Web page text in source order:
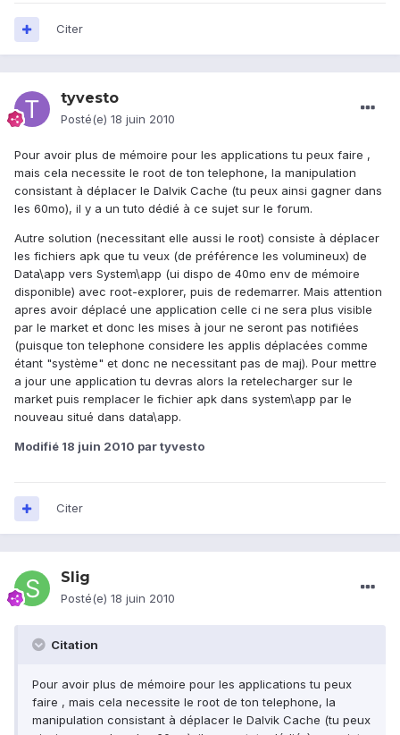
Citer
tyvesto
Posté(e) 18 juin 2010
Pour avoir plus de mémoire pour les applications tu peux faire ,
mais cela necessite le root de ton telephone, la manipulation
consistant à déplacer le Dalvik Cache (tu peux ainsi gagner dans
les 60mo), il y a un tuto dédié à ce sujet sur le forum.
Autre solution (necessitant elle aussi le root) consiste à déplacer
les fichiers apk que tu veux (de préférence les volumineux) de
Data\app vers System\app (ui dispo de 40mo env de mémoire
disponible) avec root-explorer, puis de redemarrer. Mais attention
apres avoir déplacé une application celle ci ne sera plus visible
par le market et donc les mises à jour ne seront pas notifiées
(puisque ton telephone considere les applis déplacées comme
étant "système" et donc ne necessitant pas de maj). Pour mettre
a jour une application tu devras alors la retelecharger sur le
market puis remplacer le fichier apk dans system\app par le
nouveau situé dans data\app.
Modifié 18 juin 2010 par tyvesto
Citer
Slig
Posté(e) 18 juin 2010
Citation
Pour avoir plus de mémoire pour les applications tu peux
faire , mais cela necessite le root de ton telephone, la
manipulation consistant à déplacer le Dalvik Cache (tu peux